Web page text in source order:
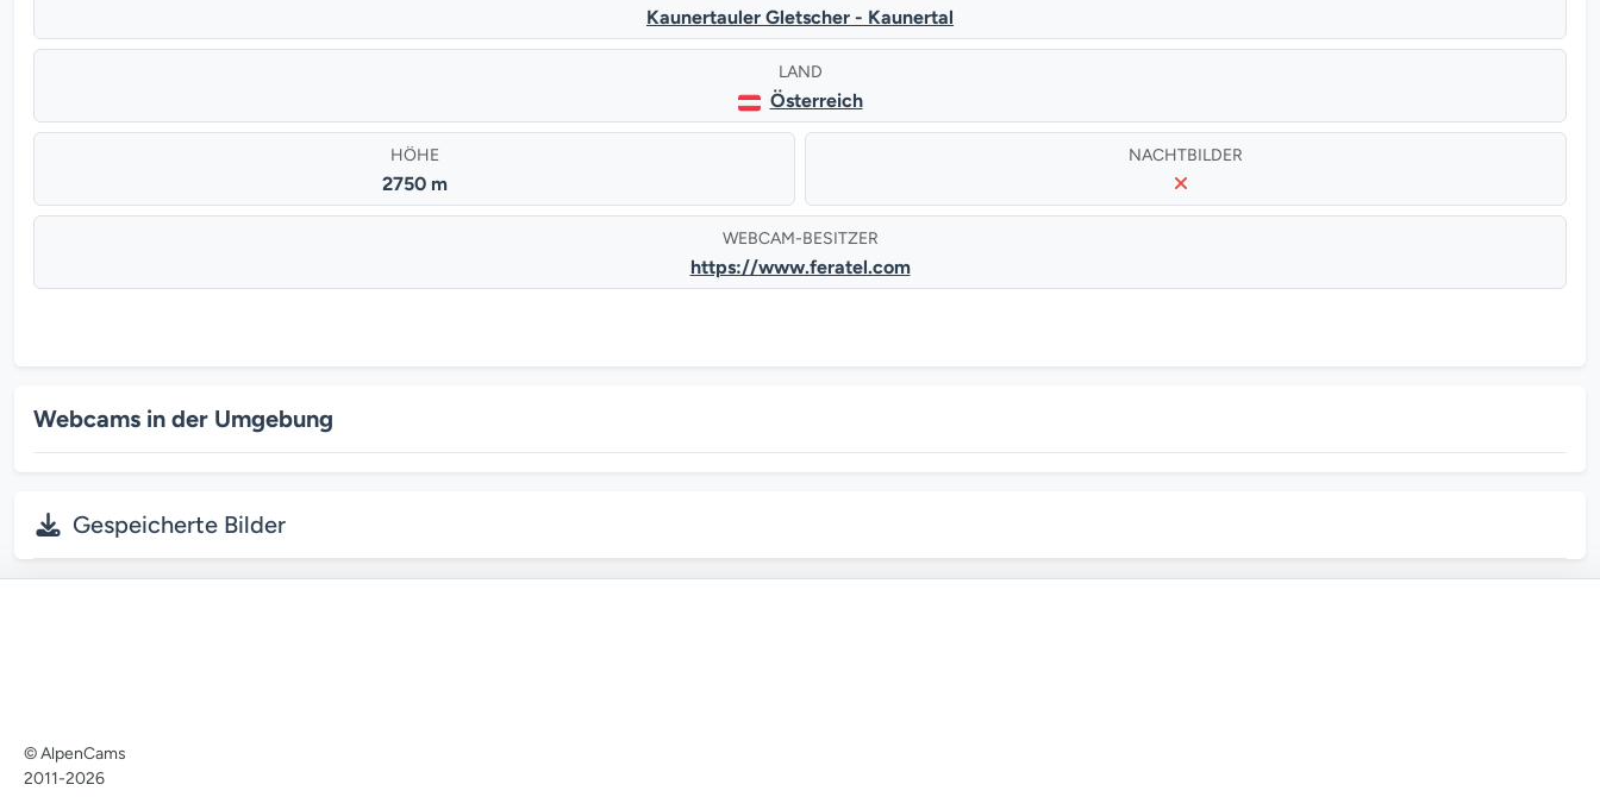
Kaunertauler Gletscher - Kaunertal
LAND
Österreich
HÖHE
2750 m
NACHTBILDER
WEBCAM-BESITZER
https://www.feratel.com
Webcams in der Umgebung
Gespeicherte Bilder
© AlpenCams
2011-2026